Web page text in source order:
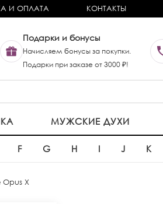
И ОПЛАТА КОНТАКТЫ
Подарки и бонусы
Начисляем бонусы за покупки.
Подарки при заказе от 3000 ₽!
МУЖСКИЕ ДУХИ
F G H I J K
X